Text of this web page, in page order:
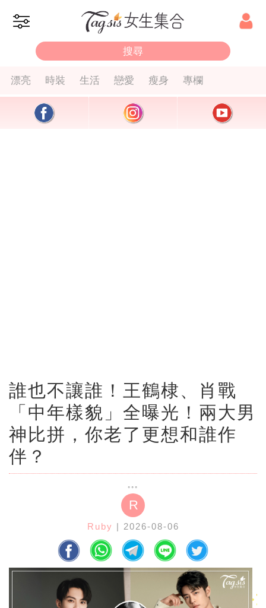
漂亮 時裝 生活 戀愛 瘦身 專欄
誰也不讓誰！王鶴棣、肖戰
「中年樣貌」全曝光！兩大男
神比拼，你老了更想和誰作
伴？
R
Ruby | 2026-08-06